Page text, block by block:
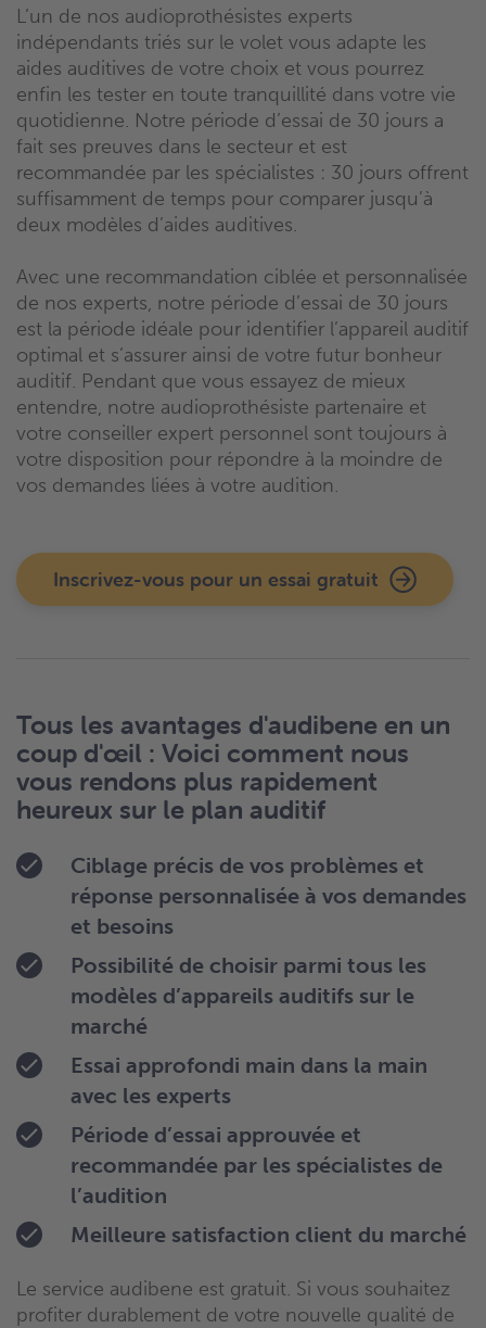
L’un de nos audioprothésistes experts
indépendants triés sur le volet vous adapte les
aides auditives de votre choix et vous pourrez
enfin les tester en toute tranquillité dans votre vie
quotidienne. Notre période d’essai de 30 jours a
fait ses preuves dans le secteur et est
recommandée par les spécialistes : 30 jours offrent
suffisamment de temps pour comparer jusqu’à
deux modèles d’aides auditives.
Avec une recommandation ciblée et personnalisée
de nos experts, notre période d’essai de 30 jours
est la période idéale pour identifier l’appareil auditif
optimal et s’assurer ainsi de votre futur bonheur
auditif. Pendant que vous essayez de mieux
entendre, notre audioprothésiste partenaire et
votre conseiller expert personnel sont toujours à
votre disposition pour répondre à la moindre de
vos demandes liées à votre audition.
Inscrivez-vous pour un essai gratuit
Tous les avantages d'audibene en un
coup d'œil : Voici comment nous
vous rendons plus rapidement
heureux sur le plan auditif
Ciblage précis de vos problèmes et
réponse personnalisée à vos demandes
et besoins
Possibilité de choisir parmi tous les
modèles d’appareils auditifs sur le
marché
Essai approfondi main dans la main
avec les experts
Période d’essai approuvée et
recommandée par les spécialistes de
l’audition
Meilleure satisfaction client du marché
Le service audibene est gratuit. Si vous souhaitez
profiter durablement de votre nouvelle qualité de